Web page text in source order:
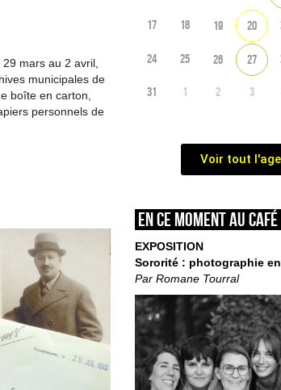
mars au 2 avril,
municipales de
boîte en carton,
personnels de
17 18 19 20
24 25 26 27
31 1 2 3
Voir tout
En ce moment au café
EXPOSITION
Sororité : photographie
Par Romane Tourral